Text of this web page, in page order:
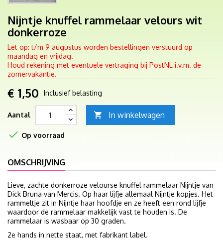
Nijntje knuffel rammelaar velours wit
donkerroze
Let op: t/m 9 augustus worden bestellingen verstuurd op
maandag en vrijdag.
Houd rekening met eventuele vertraging bij PostNL i.v.m. de
zomervakantie.
€ 1,50 Inclusief belasting
Aantal  In winkelwagen
 Op voorraad
OMSCHRIJVING
Lieve, zachte donkerroze velourse knuffel rammelaar Nijntje van
Dick Bruna van Mercis. Op haar lijfje allemaal Nijntje kopjes. Het
rammeltje zit in Nijntje haar hoofdje en ze heeft een rond lijfje
waardoor de rammelaar makkelijk vast te houden is. De
rammelaar is wasbaar op 30 graden.
2e hands in nette staat, met fabrikant label.